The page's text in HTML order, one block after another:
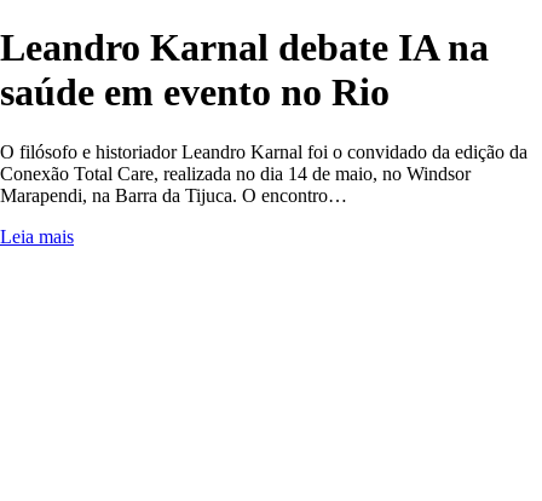
Leandro Karnal debate IA na
saúde em evento no Rio
O filósofo e historiador Leandro Karnal foi o convidado da edição da
Conexão Total Care, realizada no dia 14 de maio, no Windsor
Marapendi, na Barra da Tijuca. O encontro…
Leia mais